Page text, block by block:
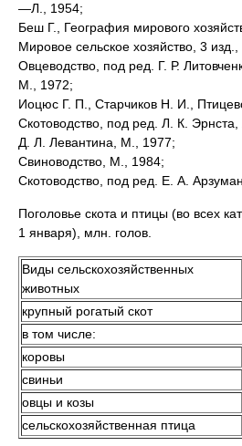
—Л., 1954;
Беш Г., География мирового
Мировое сельское хозяйство, 3
Овцеводство, под ред. Г. Р.
М., 1972;
Иоцюс Г. П., Старчиков Н. И.,
Скотоводство, под ред. Л. К. Эрнста,
Д. Л. Левантина, М., 1977;
Свиноводство, М., 1984;
Скотоводство, под ред. Е. А.
Поголовье скота и птицы (во всех
1 января), млн. голов.
Виды сельскохозяйственных
животных
крупный рогатый скот
в том числе:
коровы
свиньи
овцы и козы
сельскохозяйственная птица